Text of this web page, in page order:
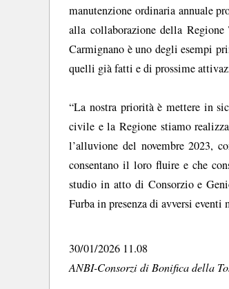
manutenzione ordinaria annuale
alla collaborazione della
Carmignano è uno degli esempi
quelli già fatti e di prossime
“La nostra priorità è mettere in
civile e la Regione stiamo
l’alluvione del novembre 2023,
consentano il loro fluire e che
studio in atto di Consorzio e
Furba in presenza di avversi
30/01/2026 11.08
ANBI-Consorzi di Bonifica della